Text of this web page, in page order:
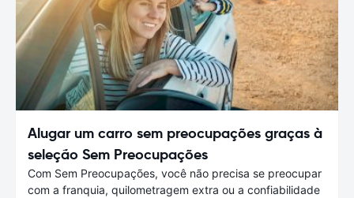
Alugar um carro sem preocupações graças à
seleção Sem Preocupações
Com Sem Preocupações, você não precisa se preocupar
com a franquia, quilometragem extra ou a confiabilidade